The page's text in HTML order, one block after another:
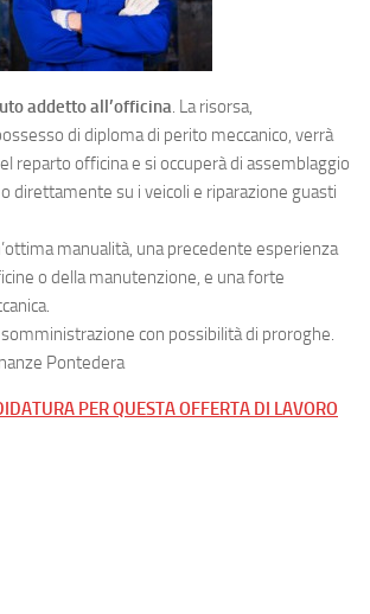
addetto all’officina. La risorsa,
di diploma di perito meccanico, verrà
reparto officina e si occuperà di assemblaggio
direttamente su i veicoli e riparazione guasti
manualità, una precedente esperienza
o della manutenzione, e una forte
con possibilità di proroghe.
Pontedera
PER QUESTA OFFERTA DI LAVORO